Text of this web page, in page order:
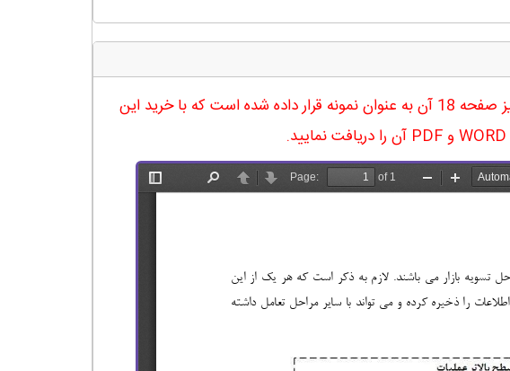
ترجمه این مقاله در 20 صفحه آماده شده و در ادامه نیز صفحه 18 آن به عنوان نمونه قرار داده شده است که با خرید این